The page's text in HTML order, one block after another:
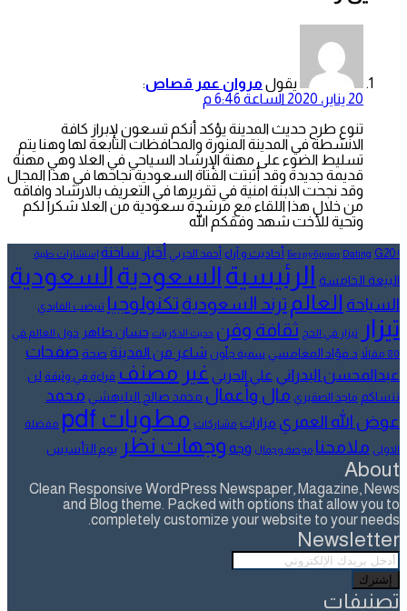
يقول مروان عمر قصاص:
20 يناير، 2020 الساعة 6:46 م
تنوع طرح حديث المدينة يؤكد أنكم تسعون لإبراز كافة
الانشطة في المدينة المنورة والمحافظات التابعة لها وهنا يتم
تسليط الضوء على مهنة الإرشاد السياحي في العلا وهي مهنة
قديمة جديدة وقد أثبتت الفتاة السعودية نجاحها في هذا المجال
وقد نجحت الابنة امنية في تقريرها في التعريف بالارشاد وافاقه
من خلال هذا اللقاء مع مرشدة سعودية من العلا شكرا لكم
وتحية للأخت شهد وفقكم الله
! Без рубрики
Dating G20 أحاديث و آراء أحمد الحربي أخبار ساخنة إستشارات طبية
البيعة الخامسة الرئيسيةالسعوديةالسعودية
السياحة العالم ترند السعودية تكنولوجيا تنيضب الفايدي
تيزار تيزار في الحج ثقافة وفن حديث الذكريات حسان طاهر حول العالم في
80 مقالاً
د.فؤاد المغامسي سمية جلّون شاعر من المدينة صحة صفحات
عبدالمحسن البدراني علي الحربي غير مصنف قراءة في وثيقة لن
ننساكم ماجد الصقيري مال وأعمال محمد صالح البليهشي محمد
عوض الله العمري مزارات مشاركات مطويات pdf مفضلة
الاولى ملامحنا موضة وجمال وجه وجهات نظر يوم التأسيس
About
Clean Responsive WordPress Newspaper, Magazine, News
and Blog theme. Packed with options that allow you to
completely customize your website to your needs.
Newsletter
أدخل
بريدك
الإلكتروني
تصنيفات